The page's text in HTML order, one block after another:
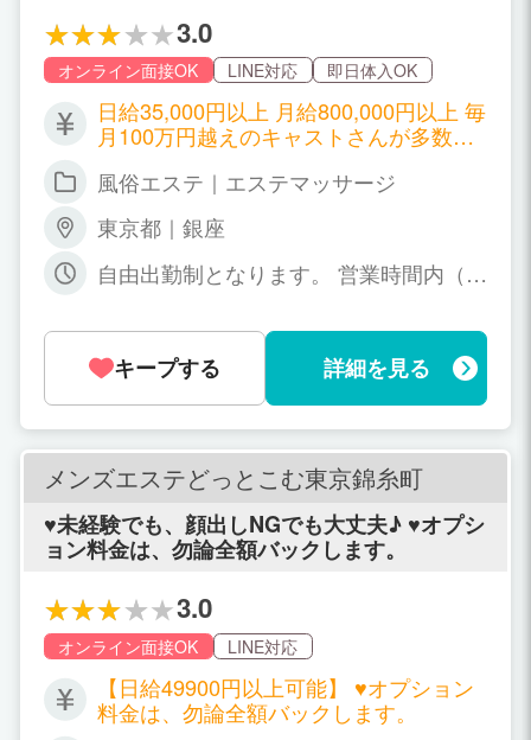
60,000円】 『お仕事終わりに終電まで
お仕事』 17：00～23：00（6時間勤務）
90分 13,000円×２本 120分 16,000円×１
本 【日給42,000円】 『朝から夜までガ
ッツリお仕事』 11：00～21：00（10時
間勤務） 90分 13,000円×３本 120分 16,
000円×２本 本指名料 2000円×３ 【日給
と新規店舗を出店中！高級志向の風俗エステ
『Mrs.Dandyグループ』なら☆ご納得の高収
入が確実☆
3.0
オンライン面接OK LINE対応 即日体入OK
日給35,000円以上 月給800,000円以上 毎
月100万円越えのキャストさんが多数！
の場合 -8時間待機- ①70分コース×1本
＝11,000円 ②120分コース×2本＝32,0
00円 ※本指名3,000円×2本＝6,000円 →
合計49,000円の手取り 本指名は100％バ
ックです！ Bさんの場合 -6時間待機-
ース×1本＝16,000円 →合計38,000円の
手取り
風俗エステ｜エステマッサージ
東京都｜銀座
自由出勤制となります。 営業時間内（1
大歓迎です ※短時間の出勤も大歓迎です
キープする 詳細を見る
メンズエステどっとこむ東京錦糸町
♥未経験でも、顔出しNGでも大丈夫♪ ♥オプシ
ョン料金は、勿論全額バックします。
3.0
オンライン面接OK LINE対応
【日給49900円以上可能】 ♥オプション
料金は、勿論全額バックします。